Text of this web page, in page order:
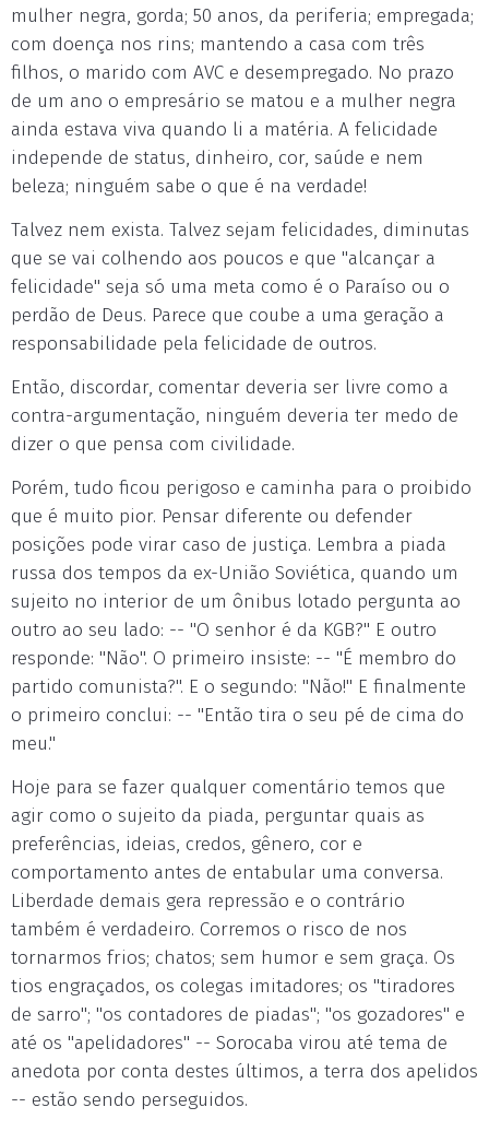
mulher negra, gorda; 50 anos, da periferia; empregada;
com doença nos rins; mantendo a casa com três
filhos, o marido com AVC e desempregado. No prazo
de um ano o empresário se matou e a mulher negra
ainda estava viva quando li a matéria. A felicidade
independe de status, dinheiro, cor, saúde e nem
beleza; ninguém sabe o que é na verdade!
Talvez nem exista. Talvez sejam felicidades, diminutas
que se vai colhendo aos poucos e que "alcançar a
felicidade" seja só uma meta como é o Paraíso ou o
perdão de Deus. Parece que coube a uma geração a
responsabilidade pela felicidade de outros.
Então, discordar, comentar deveria ser livre como a
contra-argumentação, ninguém deveria ter medo de
dizer o que pensa com civilidade.
Porém, tudo ficou perigoso e caminha para o proibido
que é muito pior. Pensar diferente ou defender
posições pode virar caso de justiça. Lembra a piada
russa dos tempos da ex-União Soviética, quando um
sujeito no interior de um ônibus lotado pergunta ao
outro ao seu lado: -- "O senhor é da KGB?" E outro
responde: "Não". O primeiro insiste: -- "É membro do
partido comunista?". E o segundo: "Não!" E finalmente
o primeiro conclui: -- "Então tira o seu pé de cima do
meu."
Hoje para se fazer qualquer comentário temos que
agir como o sujeito da piada, perguntar quais as
preferências, ideias, credos, gênero, cor e
comportamento antes de entabular uma conversa.
Liberdade demais gera repressão e o contrário
também é verdadeiro. Corremos o risco de nos
tornarmos frios; chatos; sem humor e sem graça. Os
tios engraçados, os colegas imitadores; os "tiradores
de sarro"; "os contadores de piadas"; "os gozadores" e
até os "apelidadores" -- Sorocaba virou até tema de
anedota por conta destes últimos, a terra dos apelidos
-- estão sendo perseguidos.